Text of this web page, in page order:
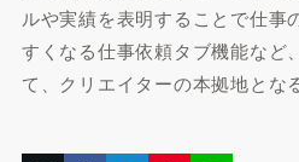
ルや実績を表明することで仕事
すくなる仕事依頼タブ機能など
て、クリエイターの本拠地とな